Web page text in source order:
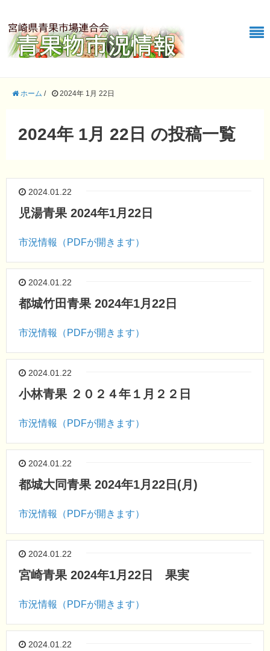
ホーム / 2024年 1月 22日
2024年 1月 22日 の投稿一覧
2024.01.22
児湯青果 2024年1月22日
市況情報（PDFが開きます）
2024.01.22
都城竹田青果 2024年1月22日
市況情報（PDFが開きます）
2024.01.22
小林青果 ２０２４年１月２２日
市況情報（PDFが開きます）
2024.01.22
都城大同青果 2024年1月22日(月)
市況情報（PDFが開きます）
2024.01.22
宮崎青果 2024年1月22日 果実
市況情報（PDFが開きます）
2024.01.22